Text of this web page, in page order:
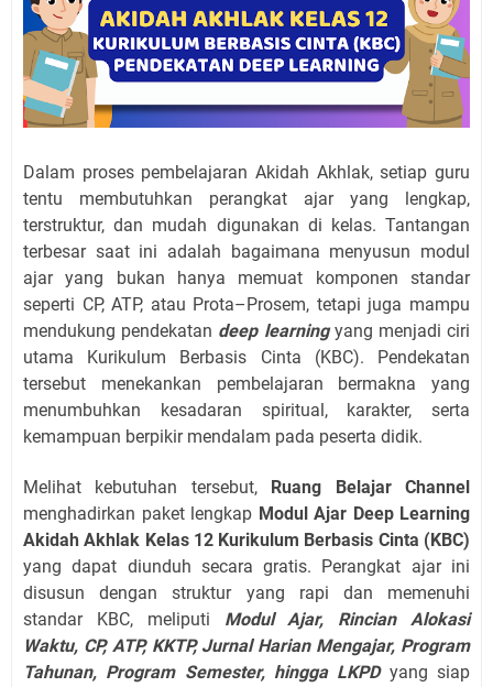
Dalam proses pembelajaran Akidah Akhlak, setiap guru
tentu membutuhkan perangkat ajar yang lengkap,
terstruktur, dan mudah digunakan di kelas. Tantangan
terbesar saat ini adalah bagaimana menyusun modul
ajar yang bukan hanya memuat komponen standar
seperti CP, ATP, atau Prota–Prosem, tetapi juga mampu
mendukung pendekatan deep learningyang menjadi ciri
utama Kurikulum Berbasis Cinta (KBC). Pendekatan
tersebut menekankan pembelajaran bermakna yang
menumbuhkan kesadaran spiritual, karakter, serta
kemampuan berpikir mendalam pada peserta didik.
Melihat kebutuhan tersebut,
Ruang Belajar Channel
menghadirkan paket lengkap Modul Ajar Deep Learning
Akidah Akhlak Kelas 12 Kurikulum Berbasis Cinta (KBC)
yang dapat diunduh secara gratis. Perangkat ajar ini
disusun dengan struktur yang rapi dan memenuhi
standar KBC, meliputi Modul Ajar, Rincian Alokasi
Waktu, CP, ATP, KKTP, Jurnal Harian Mengajar, Program
Tahunan, Program Semester, hingga LKPDyang siap